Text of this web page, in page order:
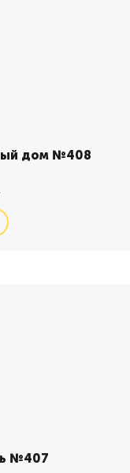
дом №408
№407